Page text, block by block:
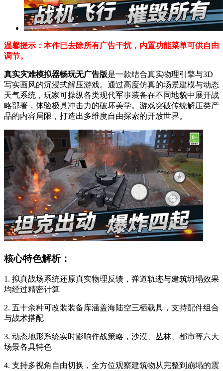
温馨提示：本作已去除所有广告干扰，内置功能菜单可供自由
调节。
真实灾难模拟器畅玩无广告版是一款结合真实物理引擎与3D
写实画风的沉浸式解压游戏。通过高度仿真的场景建模与动态
天气系统，玩家可操纵各类现代军事装备在不同地貌中展开战
略部署，体验极具冲击力的破坏美学。游戏突破传统解压类产
品的内容局限，打造出多维度自由探索的开放世界。
核心特色解析：
1. 拟真战场系统还原真实物理反馈，弹道轨迹与建筑坍塌效果
均经过精密计算
2. 五十余种可改装装备库涵盖海陆空三栖载具，支持配件组合
与战术搭配
3. 动态地形系统实时影响作战策略，沙漠、丛林、都市等六大
场景各具特色
4. 支持多视角自由切换，全方位观察建筑物从完整到崩塌的震